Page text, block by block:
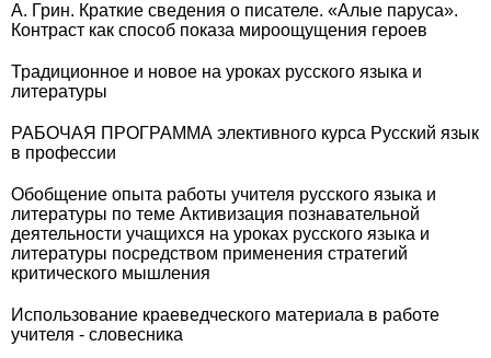
А. Грин. Краткие сведения о писателе. «Алые паруса».
Контраст как способ показа мироощущения героев
Традиционное и новое на уроках русского языка и
литературы
РАБОЧАЯ ПРОГРАММА элективного курса Русский язык
в профессии
Обобщение опыта работы учителя русского языка и
литературы по теме Активизация познавательной
деятельности учащихся на уроках русского языка и
литературы посредством применения стратегий
критического мышления
Использование краеведческого материала в работе
учителя - словесника